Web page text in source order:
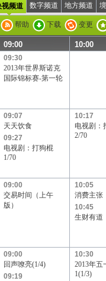
视频道 数字频道 地方频道
帮助 下载 变更
09:00 10:00
09:30
2013年世界斯诺克
国际锦标赛-第一轮
09:07
天天饮食
09:27
电视剧：打狗棍
1/70
10:17
电视剧：
2/70
09:00
交易时间（上午
版）
10:05
消费主张
10:45
生财有道
09:00
回声嘹亮(1/4)
09:19
10:30
2013年五
1(1/3)